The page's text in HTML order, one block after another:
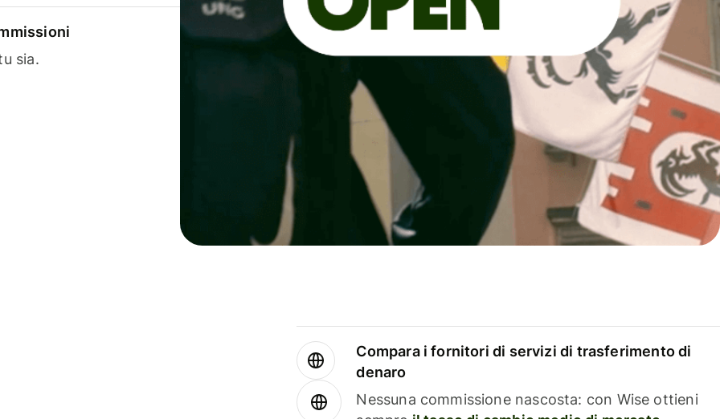
sia.
Compara i fornitori di servizi di trasferimento di
denaro
Nessuna commissione nascosta: con Wise ottieni